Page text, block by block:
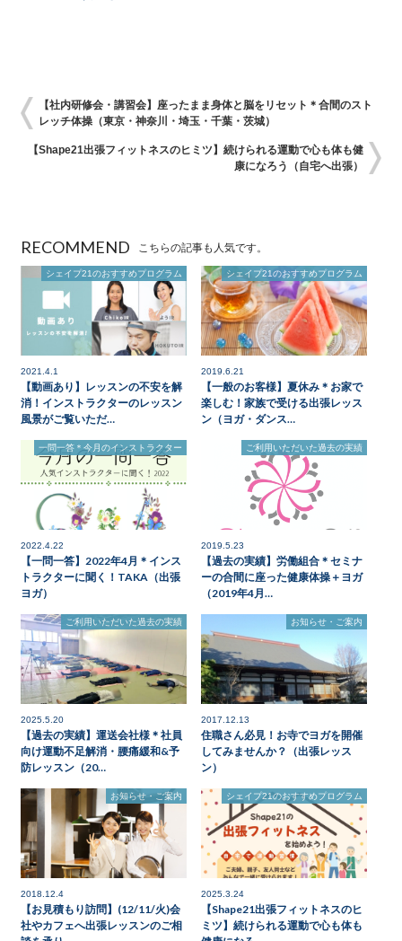
【社内研修会・講習会】座ったまま身体と脳をリセット＊合間のスト
レッチ体操（東京・神奈川・埼玉・千葉・茨城）
【Shape21出張フィットネスのヒミツ】続けられる運動で心も体も健
康になろう（自宅へ出張）
RECOMMEND こちらの記事も人気です。
シェイプ21のおすすめプログラム
2021.4.1
【動画あり】レッスンの不安を解
消！インストラクターのレッスン
風景がご覧いただ…
シェイプ21のおすすめプログラム
2019.6.21
【一般のお客様】夏休み＊お家で
楽しむ！家族で受ける出張レッス
ン（ヨガ・ダンス…
一問一答＊今月のインストラクター
2022.4.22
【一問一答】2022年4月＊インス
トラクターに聞く！TAKA（出張
ヨガ）
ご利用いただいた過去の実績
2019.5.23
【過去の実績】労働組合＊セミナ
ーの合間に座った健康体操＋ヨガ
（2019年4月…
ご利用いただいた過去の実績
2025.5.20
【過去の実績】運送会社様＊社員
向け運動不足解消・腰痛緩和&予
防レッスン（20…
お知らせ・ご案内
2017.12.13
住職さん必見！お寺でヨガを開催
してみませんか？（出張レッス
ン）
お知らせ・ご案内
2018.12.4
【お見積もり訪問】(12/11/火)会
社やカフェへ出張レッスンのご相
シェイプ21のおすすめプログラム
2025.3.24
【Shape21出張フィットネスのヒ
ミツ】続けられる運動で心も体も